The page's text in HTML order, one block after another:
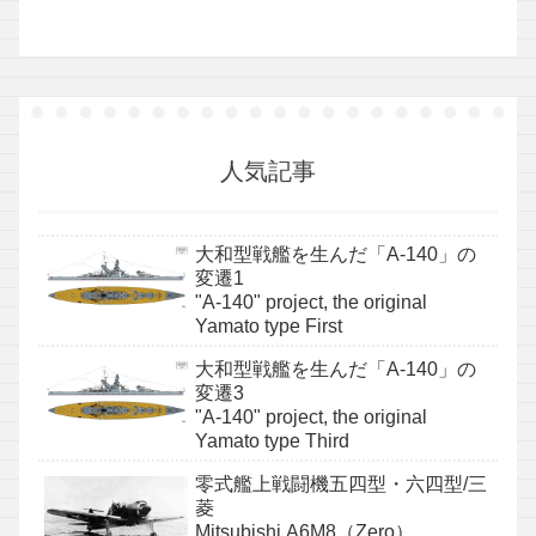
人気記事
大和型戦艦を生んだ「A-140」の
変遷1
"A-140" project, the original
Yamato type First
大和型戦艦を生んだ「A-140」の
変遷3
"A-140" project, the original
Yamato type Third
零式艦上戦闘機五四型・六四型/三
菱
Mitsubishi A6M8（Zero）